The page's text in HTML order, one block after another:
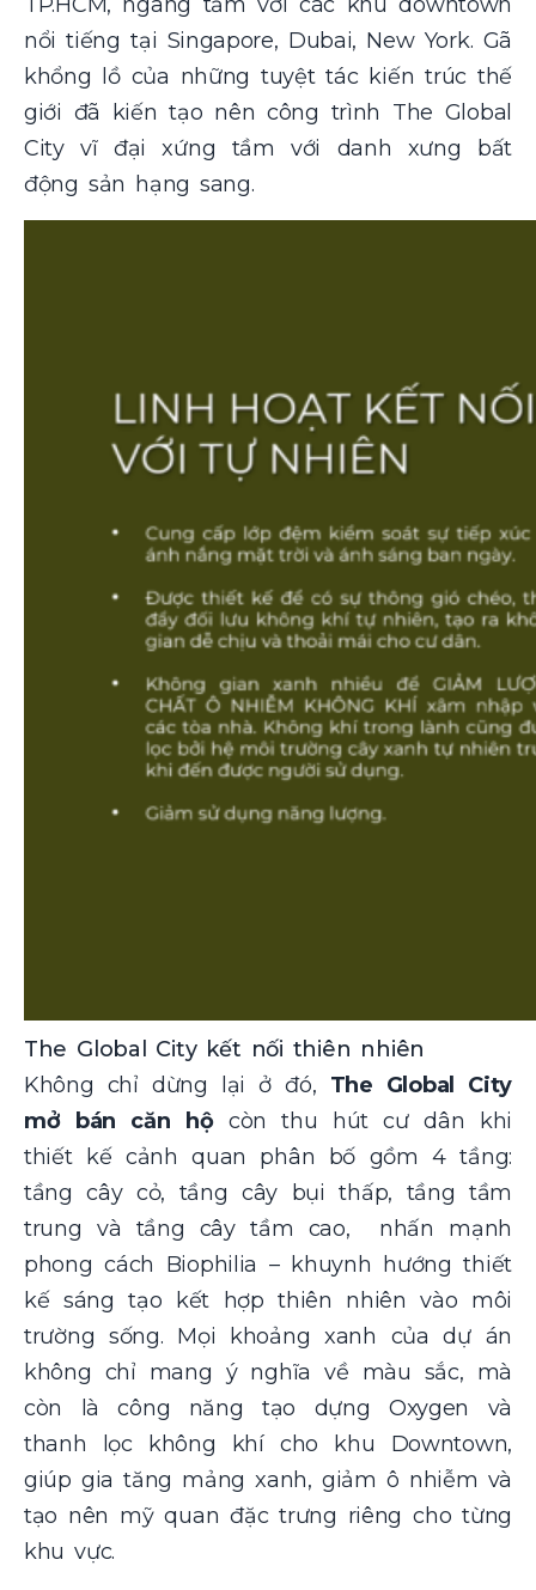
nổi tiếng tại Singapore, Dubai, New York. Gã
khổng lồ của những tuyệt tác kiến trúc thế
giới đã kiến tạo nên công trình The Global
City vĩ đại xứng tầm với danh xưng bất
động sản hạng sang.
The Global City kết nối thiên nhiên
Không chỉ dừng lại ở đó, The Global City
mở bán căn hộcòn thu hút cư dân khi
thiết kế cảnh quan phân bố gồm 4 tầng:
tầng cây cỏ, tầng cây bụi thấp, tầng tầm
trung và tầng cây tầm cao, nhấn mạnh
phong cách Biophilia – khuynh hướng thiết
kế sáng tạo kết hợp thiên nhiên vào môi
trường sống. Mọi khoảng xanh của dự án
không chỉ mang ý nghĩa về màu sắc, mà
còn là công năng tạo dựng Oxygen và
thanh lọc không khí cho khu Downtown,
giúp gia tăng mảng xanh, giảm ô nhiễm và
tạo nên mỹ quan đặc trưng riêng cho từng
khu vực.